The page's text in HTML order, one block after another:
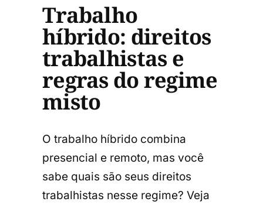
Trabalho
híbrido: direitos
trabalhistas e
regras do regime
misto
O trabalho híbrido combina
presencial e remoto, mas você
sabe quais são seus direitos
trabalhistas nesse regime? Veja